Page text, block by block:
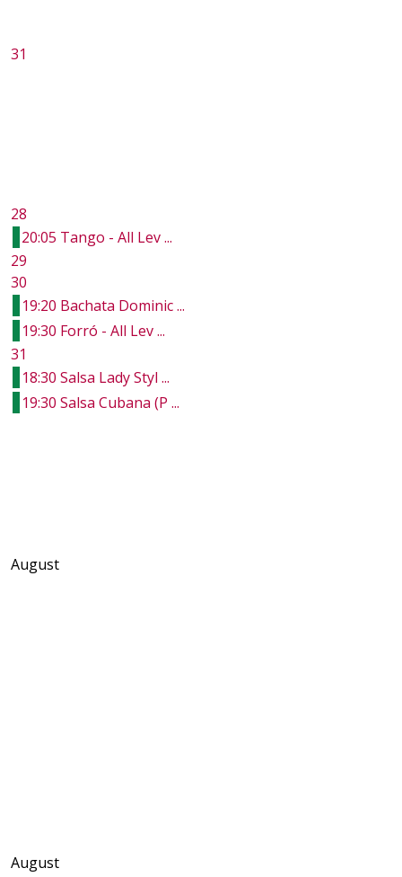
31
28
20:05 Tango - All Lev ...
29
30
19:20 Bachata Dominic ...
19:30 Forró - All Lev ...
31
18:30 Salsa Lady Styl ...
19:30 Salsa Cubana (P ...
August
August